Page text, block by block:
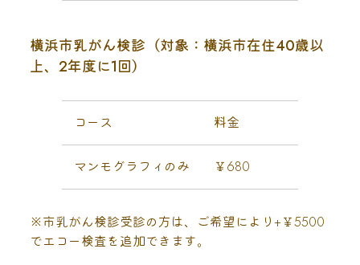
横浜市乳がん検診（対象：横浜市在住40歳以
上、2年度に1回）
コース 料金
マンモグラフィのみ ￥680
※市乳がん検診受診の方は、ご希望により+￥5500
でエコー検査を追加できます。